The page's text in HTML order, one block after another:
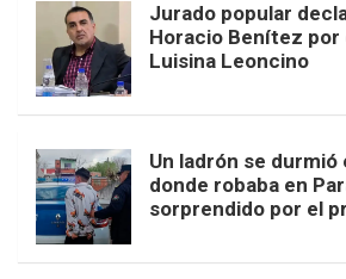
Jurado popular
Horacio Benítez
Luisina Leoncino
Un ladrón se durmió
donde robaba en
sorprendido por el